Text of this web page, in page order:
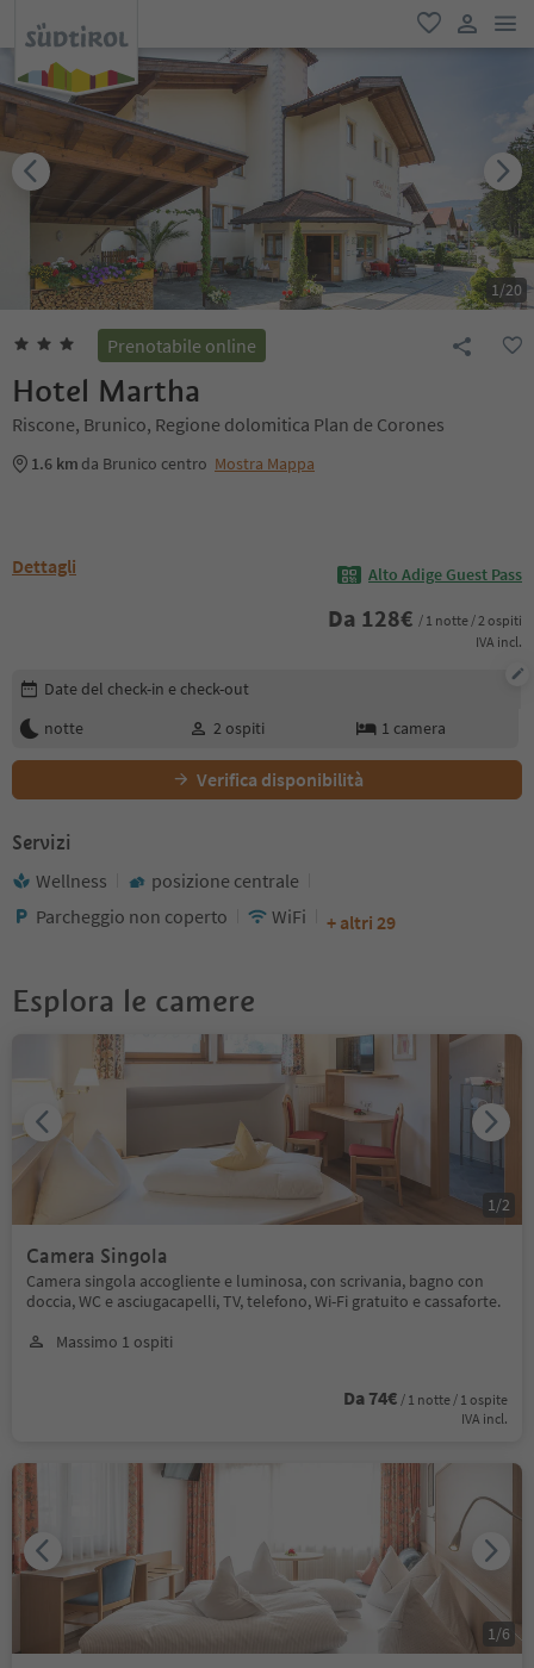
favoriti
user link
1/20
Prenotabile online
Hotel Martha
Riscone, Brunico, Regione dolomitica Plan de Corones
1.6 km da Brunico centro Mostra Mappa
Dettagli Alto Adige Guest Pass
Da 128€ / 1 notte / 2 ospiti
IVA incl.
Modifica i dettagli della prenotazione
Date del check-in e check-out
notte
2 ospiti 1 camera
Verifica disponibilità
Servizi
Wellness
posizione centrale
Parcheggio non coperto
WiFi + altri 29
Esplora le camere
Camera Singola
Camera singola accogliente e luminosa, con scrivania, bagno con
doccia, WC e asciugacapelli, TV, telefono, Wi-Fi gratuito e cassaforte.
Massimo 1 ospiti
Da 74€ / 1 notte / 1 ospite
IVA incl.
1 /2
1 /6